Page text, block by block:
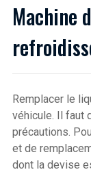
Machine
Remplacer le
véhicule. Il faut
précautions.
et de
dont la devise